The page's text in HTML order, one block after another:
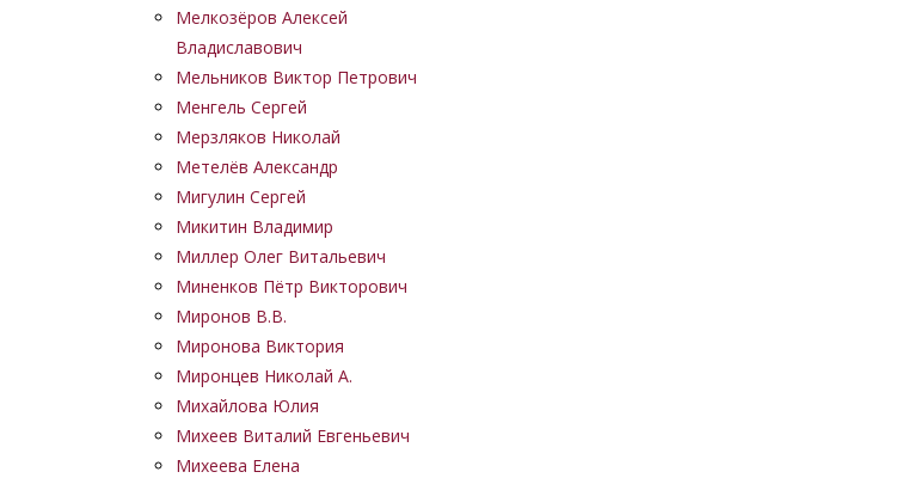
Мелкозёров Алексей
Владиславович
Мельников Виктор Петрович
Менгель Сергей
Мерзляков Николай
Метелёв Александр
Мигулин Сергей
Микитин Владимир
Миллер Олег Витальевич
Миненков Пётр Викторович
Миронов В.В.
Миронова Виктория
Миронцев Николай А.
Михайлова Юлия
Михеев Виталий Евгеньевич
Михеева Елена